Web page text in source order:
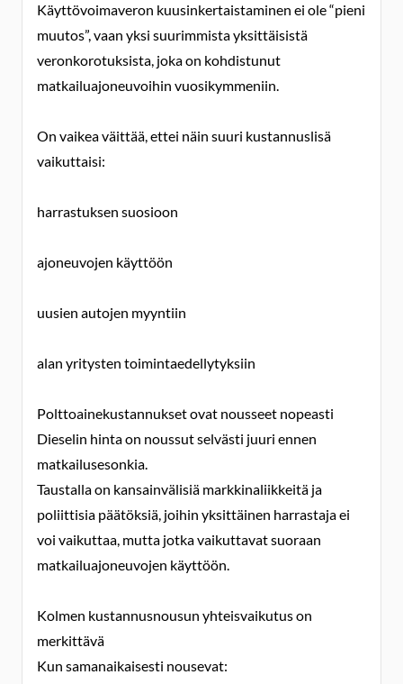
Käyttövoimaveron kuusinkertaistaminen ei ole “pieni
muutos”, vaan yksi suurimmista yksittäisistä
veronkorotuksista, joka on kohdistunut
matkailuajoneuvoihin vuosikymmeniin.
On vaikea väittää, ettei näin suuri kustannuslisä
vaikuttaisi:
harrastuksen suosioon
ajoneuvojen käyttöön
uusien autojen myyntiin
alan yritysten toimintaedellytyksiin
Polttoainekustannukset ovat nousseet nopeasti
Dieselin hinta on noussut selvästi juuri ennen
matkailusesonkia.
Taustalla on kansainvälisiä markkinaliikkeitä ja
poliittisia päätöksiä, joihin yksittäinen harrastaja ei
voi vaikuttaa, mutta jotka vaikuttavat suoraan
matkailuajoneuvojen käyttöön.
Kolmen kustannusnousun yhteisvaikutus on
merkittävä
Kun samanaikaisesti nousevat: